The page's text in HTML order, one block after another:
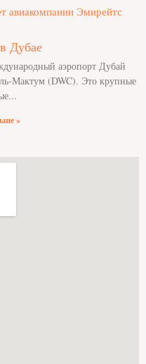
Дубае
аэропорт Дубай
Мактум (DWC). Это крупные
»